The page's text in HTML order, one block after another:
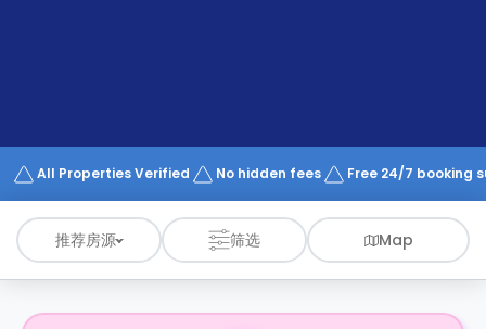
Works
All Properties Verified No hidden fees Free 24/7 booking
推荐房源 筛选 Map